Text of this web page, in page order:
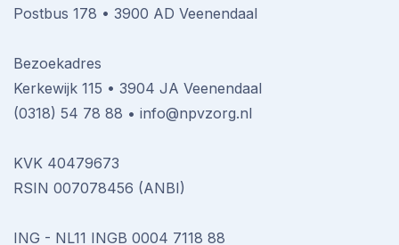
Postbus 178 • 3900 AD Veenendaal
Bezoekadres
Kerkewijk 115 • 3904 JA Veenendaal
(0318) 54 78 88 • info@npvzorg.nl
KVK 40479673
RSIN 007078456 (ANBI)
ING - NL11 INGB 0004 7118 88